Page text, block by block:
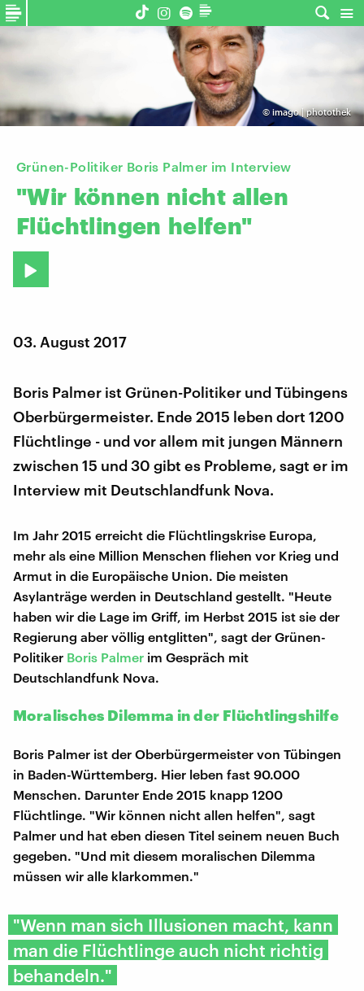
© imago | photothek
Grünen-Politiker Boris Palmer im Interview
"Wir können nicht allen
Flüchtlingen helfen"
03. August 2017
Boris Palmer ist Grünen-Politiker und Tübingens
Oberbürgermeister. Ende 2015 leben dort 1200
Flüchtlinge - und vor allem mit jungen Männern
zwischen 15 und 30 gibt es Probleme, sagt er im
Interview mit Deutschlandfunk Nova.
Im Jahr 2015 erreicht die Flüchtlingskrise Europa,
mehr als eine Million Menschen fliehen vor Krieg und
Armut in die Europäische Union. Die meisten
Asylanträge werden in Deutschland gestellt. "Heute
haben wir die Lage im Griff, im Herbst 2015 ist sie der
Regierung aber völlig entglitten", sagt der Grünen-
Politiker Boris Palmer im Gespräch mit
Deutschlandfunk Nova.
Moralisches Dilemma in der Flüchtlingshilfe
Boris Palmer ist der Oberbürgermeister von Tübingen
in Baden-Württemberg. Hier leben fast 90.000
Menschen. Darunter Ende 2015 knapp 1200
Flüchtlinge. "Wir können nicht allen helfen", sagt
Palmer und hat eben diesen Titel seinem neuen Buch
gegeben. "Und mit diesem moralischen Dilemma
müssen wir alle klarkommen."
"Wenn man sich Illusionen macht, kann
man die Flüchtlinge auch nicht richtig
behandeln."